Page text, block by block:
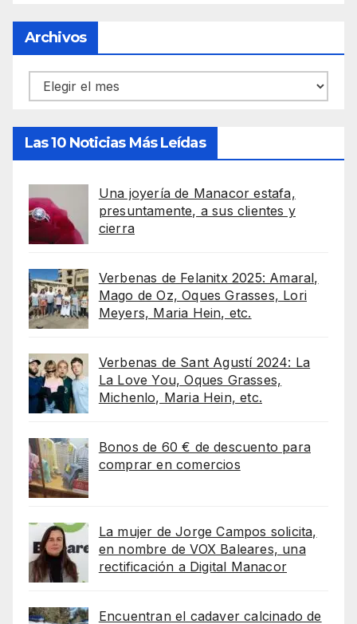
Archivos
Archivos
Las 10 Noticias Más Leídas
Una joyería de Manacor estafa,
presuntamente, a sus clientes y
cierra
Verbenas de Felanitx 2025: Amaral,
Mago de Oz, Oques Grasses, Lori
Meyers, Maria Hein, etc.
Verbenas de Sant Agustí 2024: La
La Love You, Oques Grasses,
Michenlo, Maria Hein, etc.
Bonos de 60 € de descuento para
comprar en comercios
La mujer de Jorge Campos solicita,
en nombre de VOX Baleares, una
rectificación a Digital Manacor
Encuentran el cadaver calcinado de